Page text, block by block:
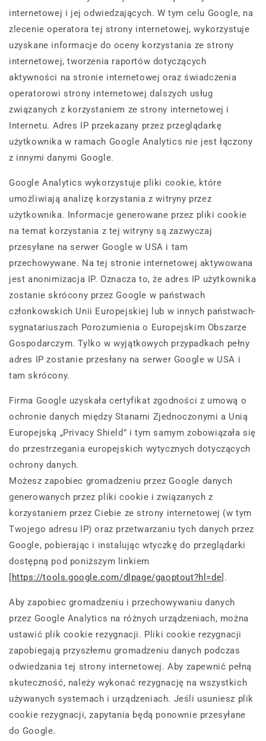
internetowej i jej odwiedzających. W tym celu Google, na
zlecenie operatora tej strony internetowej, wykorzystuje
uzyskane informacje do oceny korzystania ze strony
internetowej, tworzenia raportów dotyczących
aktywności na stronie internetowej oraz świadczenia
operatorowi strony internetowej dalszych usług
związanych z korzystaniem ze strony internetowej i
Internetu. Adres IP przekazany przez przeglądarkę
użytkownika w ramach Google Analytics nie jest łączony
z innymi danymi Google.
Google Analytics wykorzystuje pliki cookie, które
umożliwiają analizę korzystania z witryny przez
użytkownika. Informacje generowane przez pliki cookie
na temat korzystania z tej witryny są zazwyczaj
przesyłane na serwer Google w USA i tam
przechowywane. Na tej stronie internetowej aktywowana
jest anonimizacja IP. Oznacza to, że adres IP użytkownika
zostanie skrócony przez Google w państwach
członkowskich Unii Europejskiej lub w innych państwach-
sygnatariuszach Porozumienia o Europejskim Obszarze
Gospodarczym. Tylko w wyjątkowych przypadkach pełny
adres IP zostanie przesłany na serwer Google w USA i
tam skrócony.
Firma Google uzyskała certyfikat zgodności z umową o
ochronie danych między Stanami Zjednoczonymi a Unią
Europejską „Privacy Shield” i tym samym zobowiązała się
do przestrzegania europejskich wytycznych dotyczących
ochrony danych.
Możesz zapobiec gromadzeniu przez Google danych
generowanych przez pliki cookie i związanych z
korzystaniem przez Ciebie ze strony internetowej (w tym
Twojego adresu IP) oraz przetwarzaniu tych danych przez
Google, pobierając i instalując wtyczkę do przeglądarki
dostępną pod poniższym linkiem
https://tools.google.com/dlpage/gaoptout?hl=de ].
Aby zapobiec gromadzeniu i przechowywaniu danych
przez Google Analytics na różnych urządzeniach, można
ustawić plik cookie rezygnacji. Pliki cookie rezygnacji
zapobiegają przyszłemu gromadzeniu danych podczas
odwiedzania tej strony internetowej. Aby zapewnić pełną
skuteczność, należy wykonać rezygnację na wszystkich
używanych systemach i urządzeniach. Jeśli usuniesz plik
cookie rezygnacji, zapytania będą ponownie przesyłane
do Google.